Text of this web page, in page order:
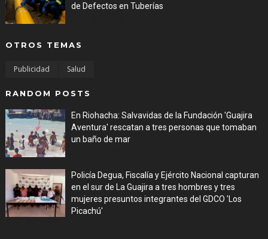
de Defectos en Tuberías
OTROS TEMAS
Publicidad Salud
RANDOM POSTS
En Riohacha: Salvavidas de la Fundación 'Guajira
Aventura' rescatan a tres personas que tomaban
un baño de mar
Policía Degua, Fiscalía y Ejército Nacional capturan
en el sur de La Guajira a tres hombres y tres
mujeres presuntos integrantes del GDCO 'Los
Picachú'